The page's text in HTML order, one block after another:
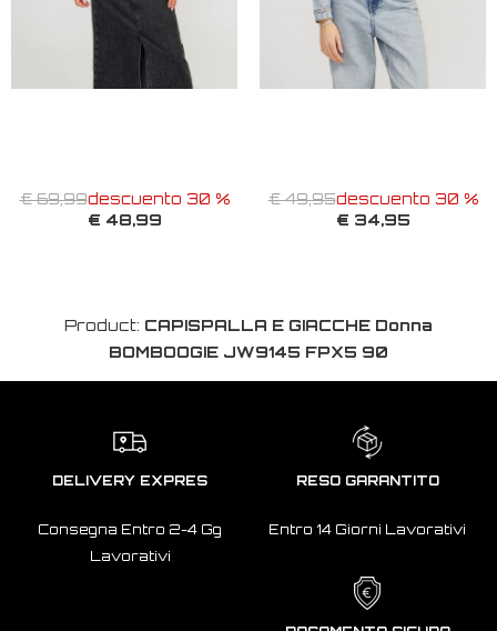
€ 69,99descuento 30 %
€ 48,99
€ 49,95descuento 30 %
€ 34,95
Product: CAPISPALLA E GIACCHE Donna
BOMBOOGIE JW9145 FPX5 90
DELIVERY EXPRES
Consegna Entro 2-4 Gg
Lavorativi
RESO GARANTITO
Entro 14 Giorni Lavorativi